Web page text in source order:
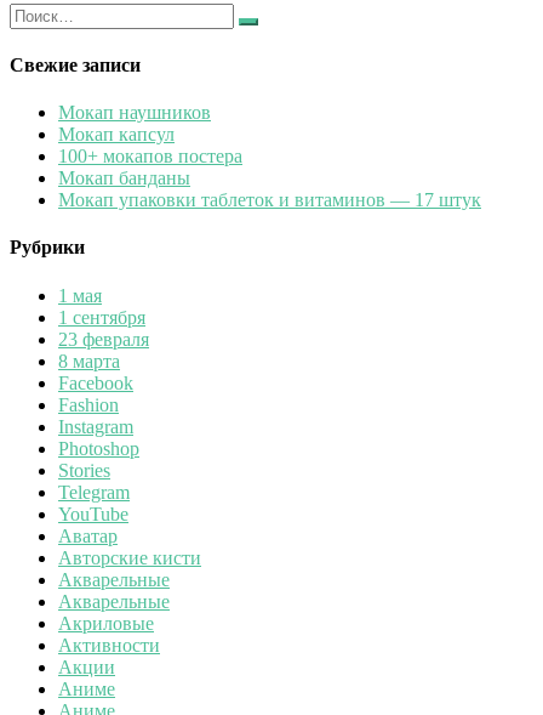
Искать:
Найти
Свежие записи
Мокап наушников
Мокап капсул
100+ мокапов постера
Мокап банданы
Мокап упаковки таблеток и витаминов — 17 штук
Рубрики
1 мая
1 сентября
23 февраля
8 марта
Facebook
Fashion
Instagram
Photoshop
Stories
Telegram
YouTube
Аватар
Авторские кисти
Акварельные
Акварельные
Акриловые
Активности
Акции
Аниме
Аниме